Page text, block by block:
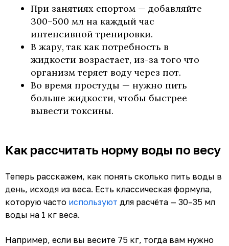
При занятиях спортом — добавляйте
300–500 мл на каждый час
интенсивной тренировки.
В жару, так как потребность в
жидкости возрастает, из-за того что
организм теряет воду через пот.
Во время простуды — нужно пить
больше жидкости, чтобы быстрее
вывести токсины.
Как рассчитать норму воды по весу
Теперь расскажем, как понять сколько пить воды в
день, исходя из веса. Есть классическая формула,
которую часто используют для расчёта — 30–35 мл
воды на 1 кг веса.
Например, если вы весите 75 кг, тогда вам нужно